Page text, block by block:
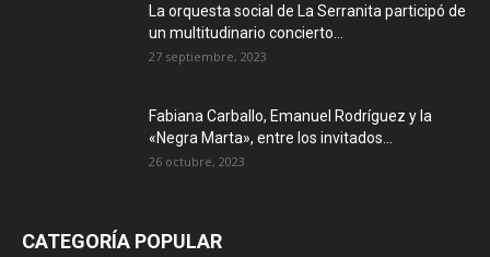
La orquesta social de La Serranita participó de
un multitudinario concierto...
27 septiembre, 2023
Fabiana Carballo, Emanuel Rodríguez y la
«Negra Marta», entre los invitados...
26 octubre, 2023
CATEGORÍA POPULAR